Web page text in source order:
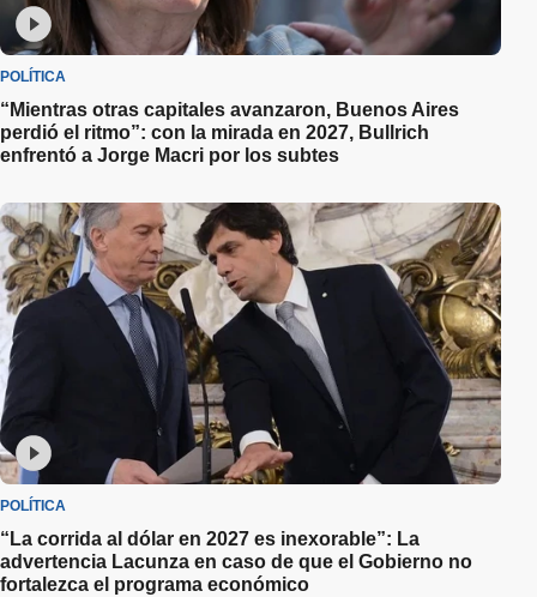
POLÍTICA
“Mientras otras capitales avanzaron, Buenos Aires
perdió el ritmo”: con la mirada en 2027, Bullrich
enfrentó a Jorge Macri por los subtes
POLÍTICA
“La corrida al dólar en 2027 es inexorable”: La
advertencia Lacunza en caso de que el Gobierno no
fortalezca el programa económico